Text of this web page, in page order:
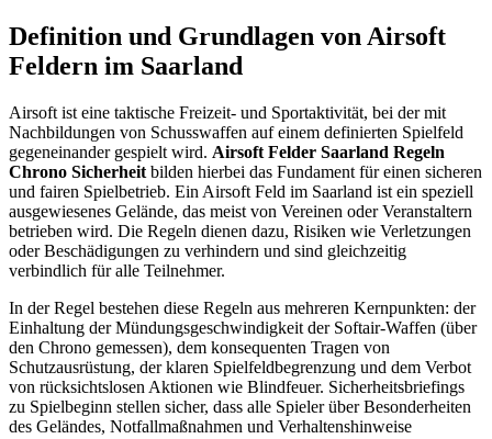
Definition und Grundlagen von Airsoft
Feldern im Saarland
Airsoft ist eine taktische Freizeit- und Sportaktivität, bei der mit
Nachbildungen von Schusswaffen auf einem definierten Spielfeld
gegeneinander gespielt wird. Airsoft Felder Saarland Regeln
Chrono Sicherheit bilden hierbei das Fundament für einen sicheren
und fairen Spielbetrieb. Ein Airsoft Feld im Saarland ist ein speziell
ausgewiesenes Gelände, das meist von Vereinen oder Veranstaltern
betrieben wird. Die Regeln dienen dazu, Risiken wie Verletzungen
oder Beschädigungen zu verhindern und sind gleichzeitig
verbindlich für alle Teilnehmer.
In der Regel bestehen diese Regeln aus mehreren Kernpunkten: der
Einhaltung der Mündungsgeschwindigkeit der Softair-Waffen (über
den Chrono gemessen), dem konsequenten Tragen von
Schutzausrüstung, der klaren Spielfeldbegrenzung und dem Verbot
von rücksichtslosen Aktionen wie Blindfeuer. Sicherheitsbriefings
zu Spielbeginn stellen sicher, dass alle Spieler über Besonderheiten
des Geländes, Notfallmaßnahmen und Verhaltenshinweise